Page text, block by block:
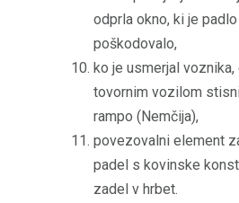
odprla okno, ki je padlo
poškodovalo,
ko je usmerjal voznika,
tovornim vozilom
rampo (Nemčija),
povezovalni element
padel s kovinske
zadel v hrbet.